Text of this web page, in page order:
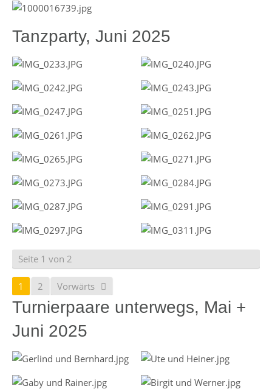
Tanzparty, Juni 2025
Seite 1 von 2
1 2 Vorwärts
Turnierpaare unterwegs, Mai +
Juni 2025